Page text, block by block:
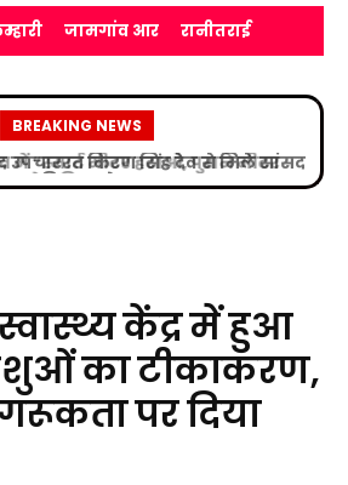
जामगांव आर रानीतराई
BREAKING NEWS
किरण सिंह देव से मिले सांसद
विजय बघेल
केंद्र में हुआ
का टीकाकरण,
पर दिया